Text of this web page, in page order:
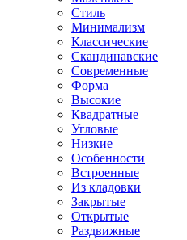
Стиль
Минимализм
Классические
Скандинавские
Современные
Форма
Высокие
Квадратные
Угловые
Низкие
Особенности
Встроенные
Из кладовки
Закрытые
Открытые
Раздвижные